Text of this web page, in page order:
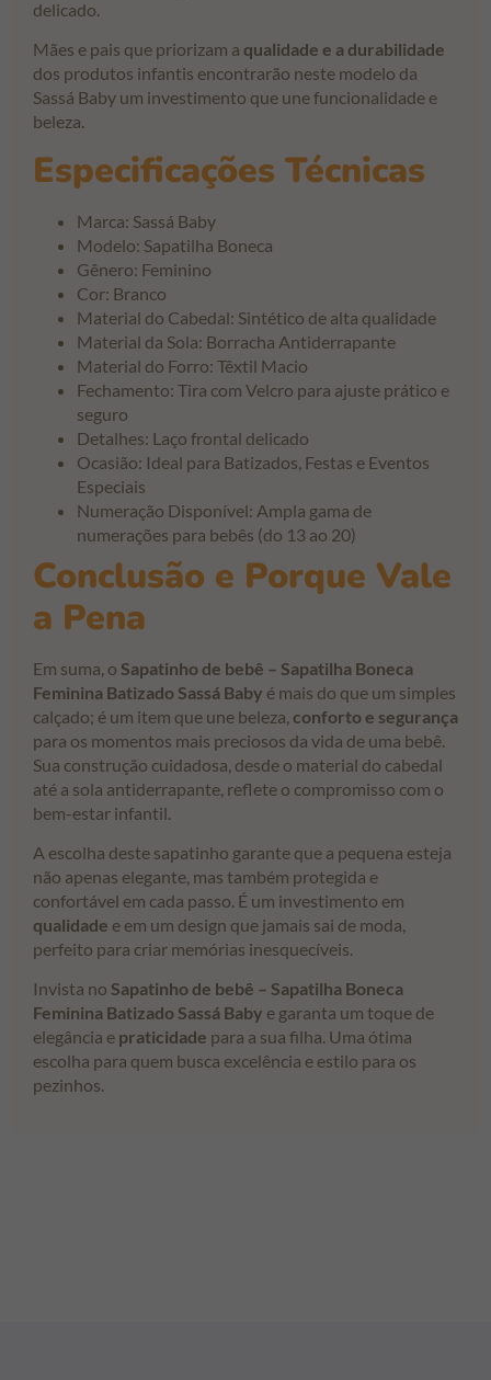
delicado.
Mães e pais que priorizam a qualidade e a durabilidade
dos produtos infantis encontrarão neste modelo da
Sassá Baby um investimento que une funcionalidade e
beleza.
Especificações Técnicas
Marca: Sassá Baby
Modelo: Sapatilha Boneca
Gênero: Feminino
Cor: Branco
Material do Cabedal: Sintético de alta qualidade
Material da Sola: Borracha Antiderrapante
Material do Forro: Têxtil Macio
Fechamento: Tira com Velcro para ajuste prático e
seguro
Detalhes: Laço frontal delicado
Ocasião: Ideal para Batizados, Festas e Eventos
Especiais
Numeração Disponível: Ampla gama de
numerações para bebês (do 13 ao 20)
Conclusão e Porque Vale
a Pena
Em suma, o Sapatinho de bebê – Sapatilha Boneca
Feminina Batizado Sassá Baby é mais do que um simples
calçado; é um item que une beleza, conforto e segurança
para os momentos mais preciosos da vida de uma bebê.
Sua construção cuidadosa, desde o material do cabedal
até a sola antiderrapante, reflete o compromisso com o
bem-estar infantil.
A escolha deste sapatinho garante que a pequena esteja
não apenas elegante, mas também protegida e
confortável em cada passo. É um investimento em
qualidade e em um design que jamais sai de moda,
perfeito para criar memórias inesquecíveis.
Invista no Sapatinho de bebê – Sapatilha Boneca
Feminina Batizado Sassá Baby e garanta um toque de
elegância e praticidade para a sua filha. Uma ótima
escolha para quem busca excelência e estilo para os
pezinhos.